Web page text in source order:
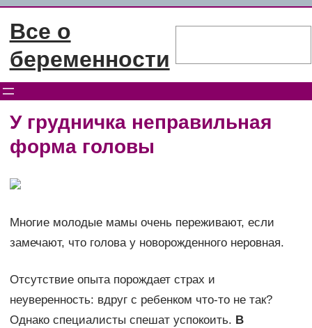
Перейти
содержимому
Все о
беременности
У грудничка неправильная
форма головы
Многие молодые мамы очень переживают, если
замечают, что голова у новорожденного неровная.
Отсутствие опыта порождает страх и
неуверенность: вдруг с ребенком что-то не так?
Однако специалисты спешат успокоить. В